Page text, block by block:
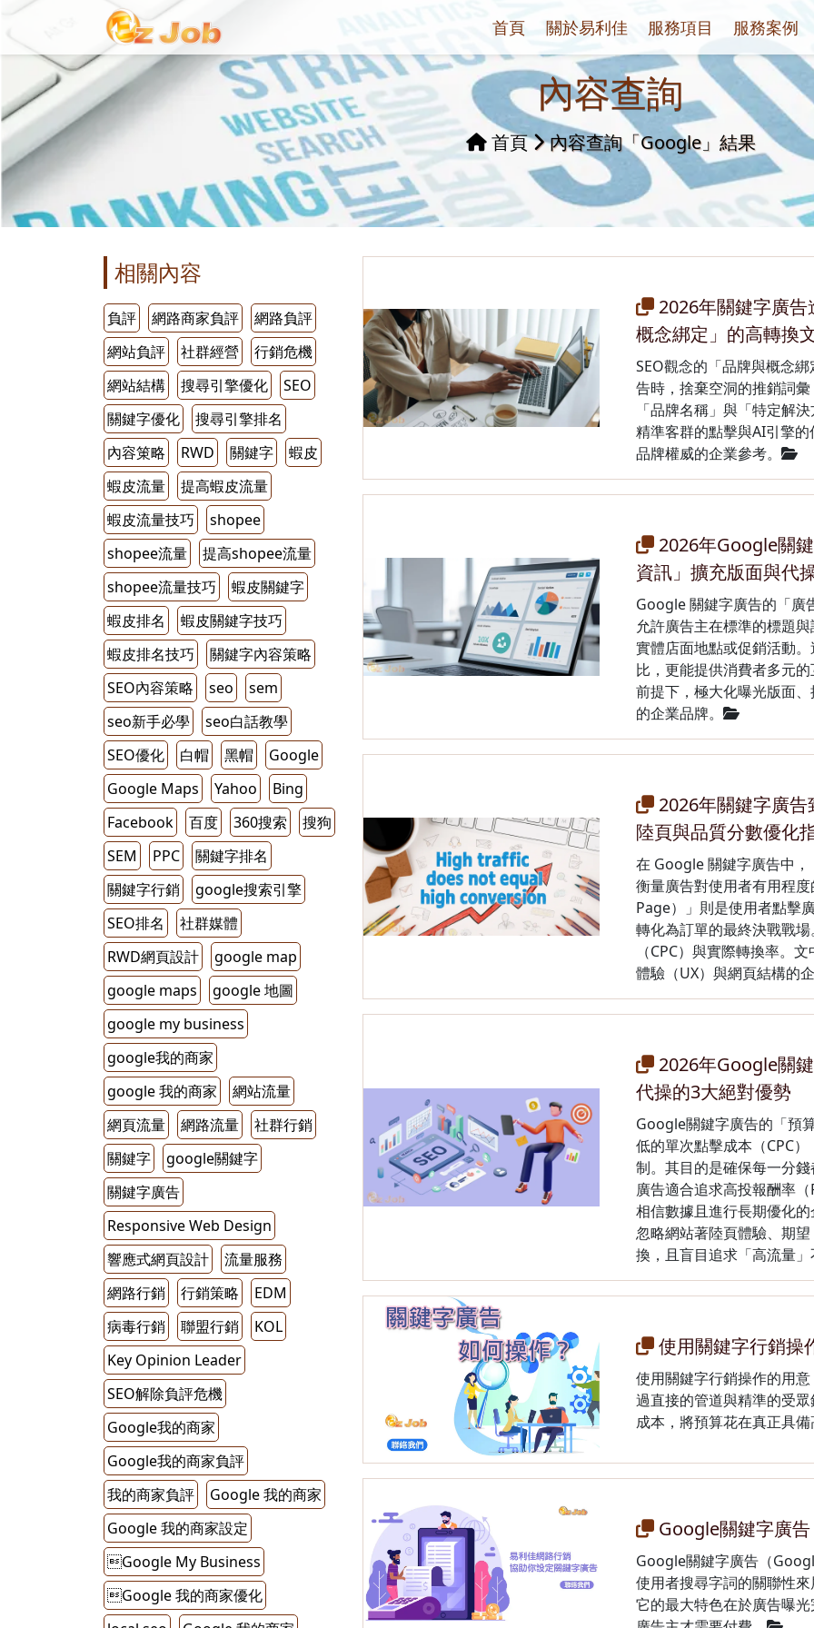
首頁 關於易利佳 服務項目 服務案例
內容查詢
首頁 內容查詢「Google」結果
相關內容
負評 網路商家負評
網路負評
網站負評
社群經營
行銷危機
網站結構
搜尋引擎優化
SEO
關鍵字優化
搜尋引擎排名
內容䇿略
RWD 關鍵字
蝦皮
蝦皮流量
提高蝦皮流量
蝦皮流量技巧
shopee
shopee流量
提高shopee流量
shopee流量技巧
蝦皮關鍵字
蝦皮排名
蝦皮關鍵字技巧
蝦皮排名技巧
關鍵字內容策略
SEO內容策略
seo
sem
seo新手必學
seo白話教學
SEO優化
白帽 黑帽
Google
Google Maps
Yahoo
Bing
Facebook
百度 360搜索
搜狗
SEM
PPC
關鍵字排名
關鍵字行銷
google搜索引擎
SEO排名
社群媒體
RWD網頁設計
google map
google maps
google 地圖
google my business
google我的商家
google 我的商家
網站流量
網頁流量
網路流量
社群行銷
關鍵字
google關鍵字
關鍵字廣告
Responsive Web Design
響應式網頁設計
流量服務
網路行銷
行銷策略
EDM
病毒行銷
聯盟行銷
KOL
Key Opinion Leader
SEO解除負評危機
Google我的商家
Google我的商家負評
我的商家負評
Google 我的商家
Google 我的商家設定
Google My Business
Google 我的商家優化
2026年關鍵字廣
概念綁定」的高轉換
SEO觀念的「品牌與概念
告時，捨棄空洞的推銷詞
「品牌名稱」與「特定解
精準客群的點擊與AI引擎
品牌權威的企業參考。
2026年Google關
資訊」擴充版面與代
Google 關鍵字廣告的「廣
允許廣告主在標準的標題
實體店面地點或促銷活動
比，更能提供消費者多元
前提下，極大化曝光版面
的企業品牌。
2026年關鍵字廣
陸頁與品質分數優化
在 Google 關鍵字廣告中
衡量廣告對使用者有用程
Page）」則是使用者點擊
轉化為訂單的最終決戰戰
（CPC）與實際轉換率。
體驗（UX）與網頁結構的
2026年Google關
代操的3大絕對優勢
Google關鍵字廣告的「預
低的單次點擊成本（CPC
制。其目的是確保每一分
廣告適合追求高投報酬率
相信數據且進行長期優化
忽略網站著陸頁體驗、期
換，且盲目追求「高流量
使用關鍵字行銷操
使用關鍵字行銷操作的用
過直接的管道與精準的受
成本，將預算花在真正具
Google關鍵字廣告
Google關鍵字廣告（
使用者搜尋字詞的關聯性
它的最大特色在於廣告曝